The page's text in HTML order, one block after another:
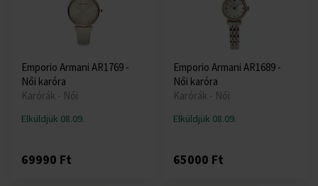
Emporio Armani AR1769 -
Női karóra
Karórák - Női
Elküldjük 08.09.
69990 Ft
Emporio Armani AR1689 -
Női karóra
Karórák - Női
Elküldjük 08.09.
65000 Ft